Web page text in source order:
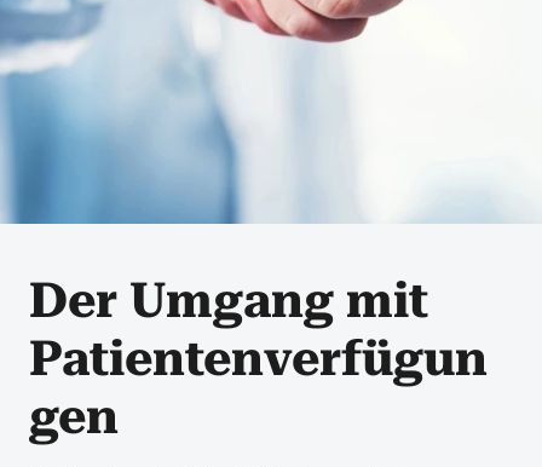
Der Umgang mit
Patientenverfügun
gen